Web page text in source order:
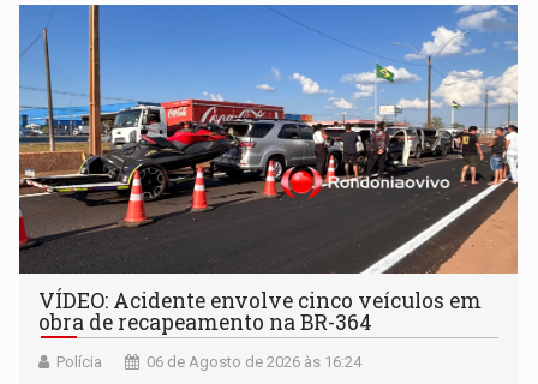
VÍDEO: Acidente envolve cinco veículos em
obra de recapeamento na BR-364
Polícia 06 de Agosto de 2026 às 16:24